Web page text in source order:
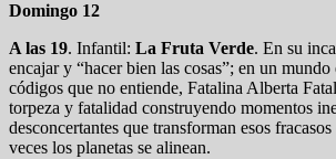
Domingo 12
A las 19. Infantil: La Fruta Verde. En su
encajar y “hacer bien las cosas”; en un
códigos que no entiende, Fatalina Alberta
torpeza y fatalidad construyendo momentos
desconcertantes que transforman esos
veces los planetas se alinean.